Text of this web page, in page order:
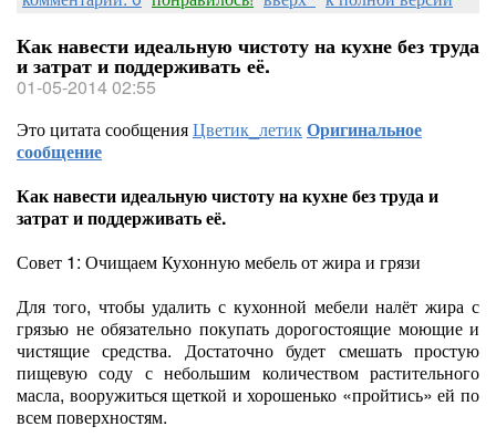
Как навести идеальную чистоту на кухне без труда
и затрат и поддерживать её.
01-05-2014 02:55
Это цитата сообщенияЦветик_летикОригинальное
сообщение
Как навести идеальную чистоту на кухне без труда и
затрат и поддерживать её.
Совет 1: Очищаем Кухонную мебель от жира и грязи
Для того, чтобы удалить с кухонной мебели налёт жира с
грязью не обязательно покупать дорогостоящие моющие и
чистящие средства. Достаточно будет смешать простую
пищевую соду с небольшим количеством растительного
масла, вооружиться щеткой и хорошенько «пройтись» ей по
всем поверхностям.